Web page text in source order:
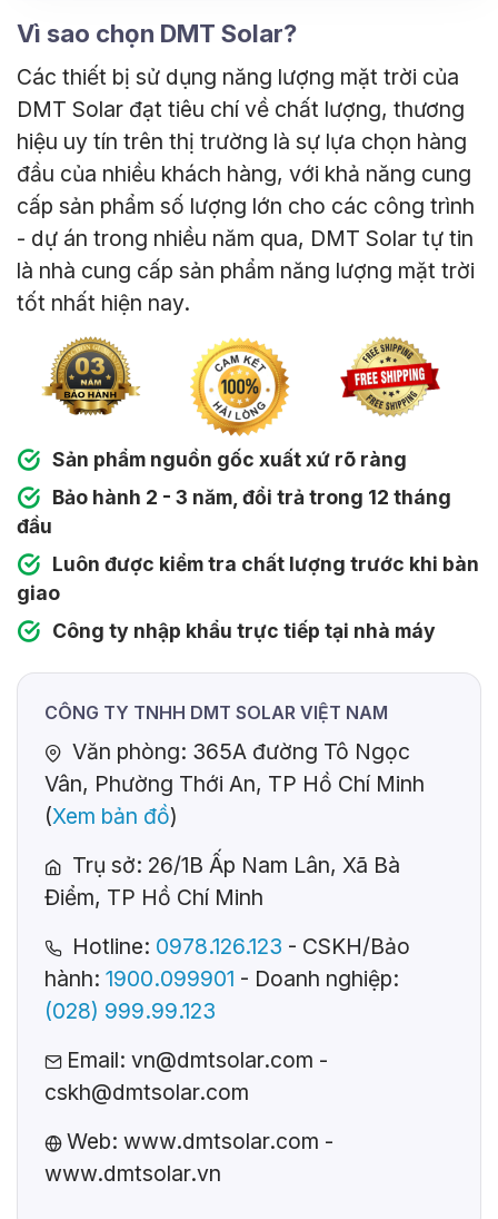
Vì sao chọn DMT Solar?
Các thiết bị sử dụng năng lượng mặt trời của
DMT Solar đạt tiêu chí về chất lượng, thương
hiệu uy tín trên thị trường là sự lựa chọn hàng
đầu của nhiều khách hàng, với khả năng cung
cấp sản phẩm số lượng lớn cho các công trình
- dự án trong nhiều năm qua, DMT Solar tự tin
là nhà cung cấp sản phẩm năng lượng mặt trời
tốt nhất hiện nay.
Sản phẩm nguồn gốc xuất xứ rõ ràng
Bảo hành 2 - 3 năm, đổi trả trong 12 tháng
đầu
Luôn được kiểm tra chất lượng trước khi bàn
giao
Công ty nhập khẩu trực tiếp tại nhà máy
CÔNG TY TNHH DMT SOLAR VIỆT NAM
Văn phòng: 365A đường Tô Ngọc
Vân, Phường Thới An, TP Hồ Chí Minh
(Xem bản đồ)
Trụ sở: 26/1B Ấp Nam Lân, Xã Bà
Điểm, TP Hồ Chí Minh
Hotline: 0978.126.123 - CSKH/Bảo
hành: 1900.099901 - Doanh nghiệp:
(028) 999.99.123
Email: vn@dmtsolar.com -
cskh@dmtsolar.com
Web: www.dmtsolar.com -
www.dmtsolar.vn